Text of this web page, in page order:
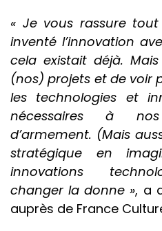
« Je vous rassure
inventé l’innovation
cela existait déjà. Mais
(nos) projets et de voir
les technologies et
nécessaires à
d’armement. (Mais
stratégique en
innovations
changer la donne », a
auprès de France